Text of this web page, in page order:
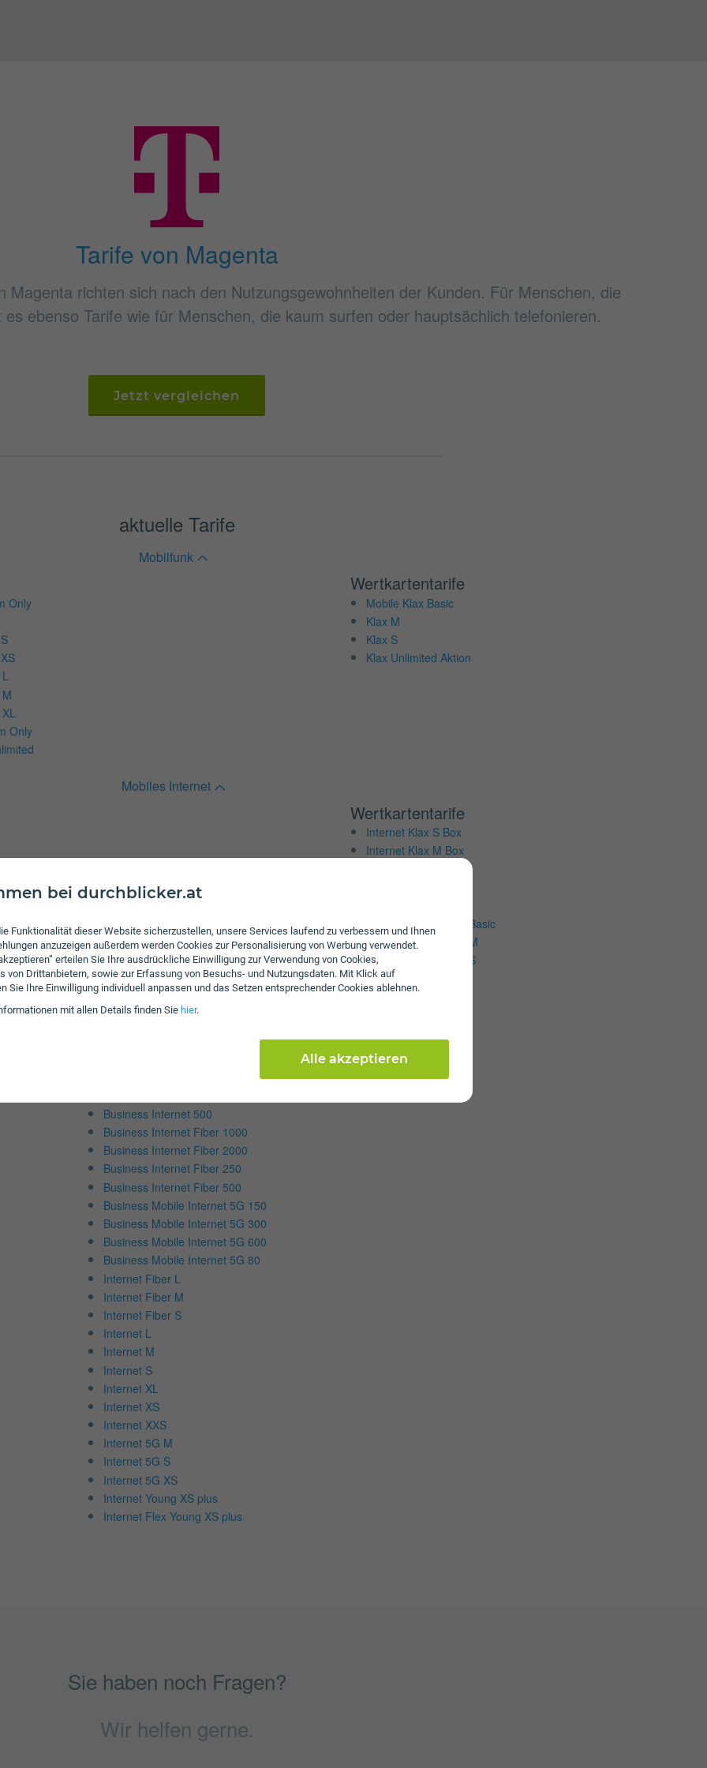
bei durchblicker.at
Funktionalität dieser Website sicherzustellen, unsere Services laufend zu verbessern und Ihnen
anzuzeigen außerdem werden Cookies zur Personalisierung von Werbung verwendet.
erteilen Sie Ihre ausdrückliche Einwilligung zur Verwendung von Cookies,
von Drittanbietern, sowie zur Erfassung von Besuchs- und Nutzungsdaten. Mit Klick auf
Sie Ihre Einwilligung individuell anpassen und das Setzen entsprechender Cookies ablehnen.
mit allen Details finden Sie hier.
Alle akzeptieren
Tarife von Magenta
Magenta richten sich nach den Nutzungsgewohnheiten der Kunden. Für Menschen, die
ebenso Tarife wie für Menschen, die kaum surfen oder hauptsächlich telefonieren.
Jetzt vergleichen
aktuelle Tarife
Mobilfunk
Only
Only
Wertkartentarife
Mobile Klax Basic
Klax M
Klax S
Klax Unlimited Aktion
Mobiles Internet
XS plus
Wertkartentarife
Internet Klax S Box
Internet Klax M Box
Mobile Internet Klax Basic
Mobile Internet Klax M
Mobile Internet Klax S
Internet & TV
Business Internet 500
Business Internet Fiber 1000
Business Internet Fiber 2000
Business Internet Fiber 250
Business Internet Fiber 500
Business Mobile Internet 5G 150
Business Mobile Internet 5G 300
Business Mobile Internet 5G 600
Business Mobile Internet 5G 80
Internet Fiber L
Internet Fiber M
Internet Fiber S
Internet L
Internet M
Internet S
Internet XL
Internet XS
Internet XXS
Internet 5G M
Internet 5G S
Internet 5G XS
Internet Young XS plus
Internet Flex Young XS plus
Sie haben noch Fragen?
Wir helfen gerne.